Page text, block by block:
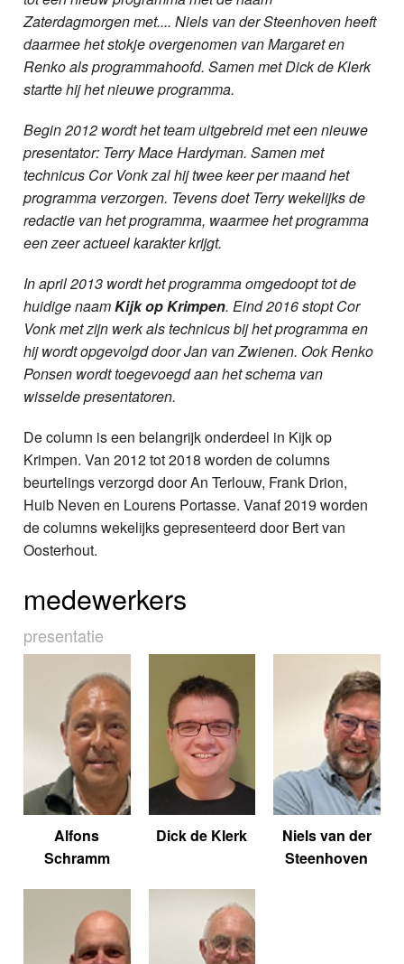
Zaterdagmorgen met.... Niels van der Steenhoven heeft
daarmee het stokje overgenomen van Margaret en
Renko als programmahoofd. Samen met Dick de Klerk
startte hij het nieuwe programma.
Begin 2012 wordt het team uitgebreid met een nieuwe
presentator: Terry Mace Hardyman. Samen met
technicus Cor Vonk zal hij twee keer per maand het
programma verzorgen. Tevens doet Terry wekelijks de
redactie van het programma, waarmee het programma
een zeer actueel karakter krijgt.
In april 2013 wordt het programma omgedoopt tot de
huidige naamKijk op Krimpen. Eind 2016 stopt Cor
Vonk met zijn werk als technicus bij het programma en
hij wordt opgevolgd door Jan van Zwienen. Ook Renko
Ponsen wordt toegevoegd aan het schema van
wisselde presentatoren.
De column is een belangrijk onderdeel in Kijk op
Krimpen. Van 2012 tot 2018 worden de columns
beurtelings verzorgd door An Terlouw, Frank Drion,
Huib Neven en Lourens Portasse. Vanaf 2019 worden
de columns wekelijks gepresenteerd door Bert van
Oosterhout.
medewerkers
presentatie
Alfons
Schramm
Dick de Klerk
Niels van der
Steenhoven